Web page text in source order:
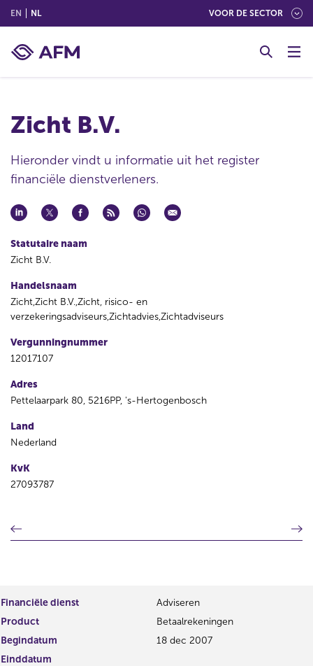
EN (ENGLISH)
NL(NEDERLANDS (NEDERLAND)) VOOR DE SECTOR
Zicht B.V.
Hieronder vindt u informatie uit het register
financiële dienstverleners.
Statutaire naam
Zicht B.V.
Handelsnaam
Zicht,Zicht B.V.,Zicht, risico- en
verzekeringsadviseurs,Zichtadvies,Zichtadviseurs
Vergunningnummer
12017107
Adres
Pettelaarpark 80, 5216PP, 's-Hertogenbosch
Land
Nederland
KvK
27093787
o
e
e
g
i
V
o
Financiële dienst
Adviseren
Product
Betaalrekeningen
Begindatum
18 dec 2007
Einddatum